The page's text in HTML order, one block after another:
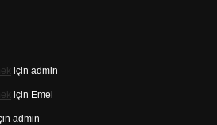
için admin
için Emel
admin